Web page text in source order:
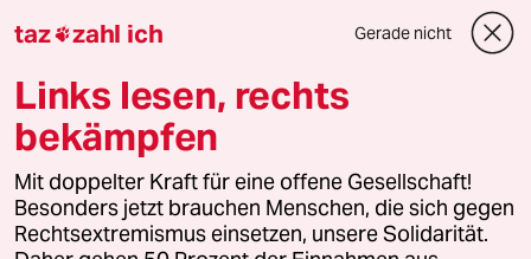
Downloads für Abonnierende
© 2026 taz Verlags und Vertriebs GmbH
Alle Rechte vorbehalten. Bei rechtlichen Fragen oder für Genehmigungen
wenden Sie sich bitte an
lizenzen@taz.de
taz zahl ich Gerade nicht
Links lesen, rechts
bekämpfen
Mit doppelter Kraft für eine offene Gesellschaft!
Besonders jetzt brauchen Menschen, die sich gegen
Rechtsextremismus einsetzen, unsere Solidarität.